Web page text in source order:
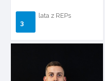
3
lata z REPs